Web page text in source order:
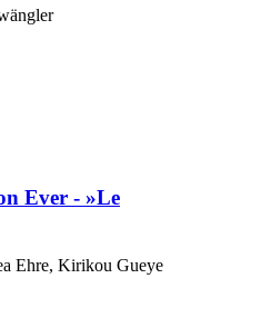
Ever - »Le
Ehre, Kirikou Gueye